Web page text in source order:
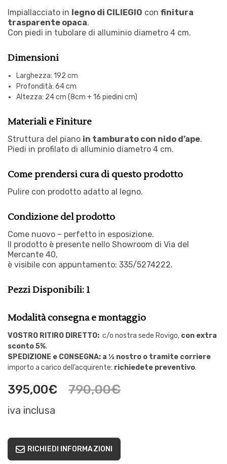
Impiallacciato in legno di CILIEGIO con finitura
trasparente opaca.
Con piedi in tubolare di alluminio diametro 4 cm.
Dimensioni
Larghezza: 192 cm
Profondità: 64 cm
Altezza: 24 cm (8cm + 16 piedini cm)
Materiali e Finiture
Struttura del piano in tamburato con nido d’ape.
Piedi in profilato di alluminio diametro 4 cm.
Come prendersi cura di questo prodotto
Pulire con prodotto adatto al legno.
Condizione del prodotto
Come nuovo – perfetto in esposizione.
Il prodotto è presente nello Showroom di Via del
Mercante 40,
è visibile con appuntamento: 335/5274222.
Pezzi Disponibili: 1
Modalità consegna e montaggio
VOSTRO RITIRO DIRETTO: c/o nostra sede Rovigo, con extra
sconto 5%.
SPEDIZIONE e CONSEGNA: a ½ nostro o tramite corriere
importo a carico dell’acquirente: richiedete preventivo.
395,00€ 790,00€
iva inclusa
RICHIEDI INFORMAZIONI